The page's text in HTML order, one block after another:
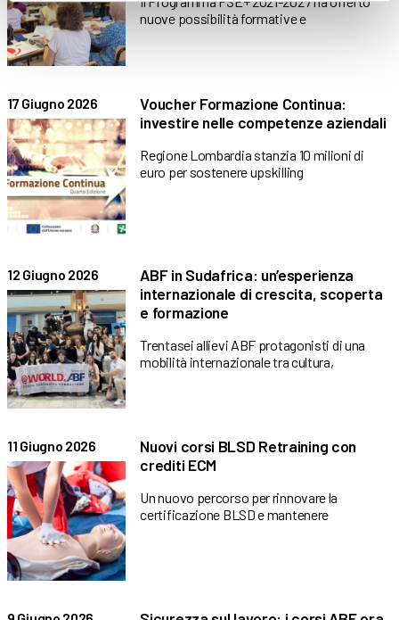
nuove possibilità formative e
17 Giugno 2026
Voucher Formazione Continua:
investire nelle competenze aziendali
Regione Lombardia stanzia 10 milioni di
euro per sostenere upskilling
12 Giugno 2026
ABF in Sudafrica: un’esperienza
internazionale di crescita, scoperta
e formazione
Trentasei allievi ABF protagonisti di una
mobilità internazionale tra cultura,
11 Giugno 2026
Nuovi corsi BLSD Retraining con
crediti ECM
Un nuovo percorso per rinnovare la
certificazione BLSD e mantenere